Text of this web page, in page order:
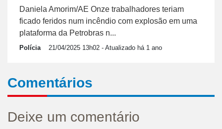
Daniela Amorim/AE Onze trabalhadores teriam
ficado feridos num incêndio com explosão em uma
plataforma da Petrobras n...
Polícia 21/04/2025 13h02 - Atualizado há 1 ano
Comentários
Deixe um comentário